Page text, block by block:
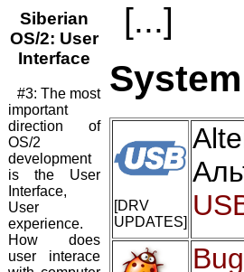
Siberian
OS/2: User
Interface
#3: The most
important
direction of
OS/2
development
is the User
Interface,
User
experience.
How does
user interace
[...]
[DRV
UPDATES]